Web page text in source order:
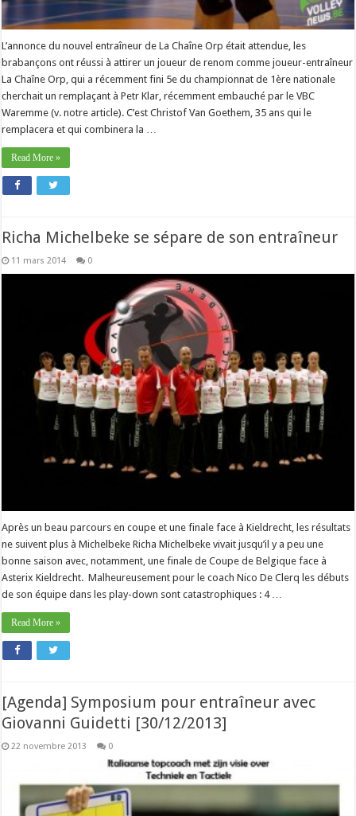
L’annonce du nouvel entraîneur de La Chaîne Orp était attendue, les
brabançons ont réussi à attirer un joueur de renom comme joueur-entraîneur
La Chaîne Orp, qui a récemment fini 5e du championnat de 1ère nationale
cherchait un remplaçant à Petr Klar, récemment embauché par le VBC
Waremme (v. notre article). C’est Christof Van Goethem, 35 ans qui le
remplacera et qui combinera la …
Read More »
Richa Michelbeke se sépare de son entraîneur
11 mars 2014 0
Après un beau parcours en coupe et une finale face à Kieldrecht, les résultats
ne suivent plus à Michelbeke Richa Michelbeke vivait jusqu’il y a peu une
bonne saison avec, notamment, une finale de Coupe de Belgique face à
Asterix Kieldrecht. Malheureusement pour le coach Nico De Clerq les débuts
de son équipe dans les play-down sont catastrophiques : 4 …
Read More »
[Agenda] Symposium pour entraîneur avec
Giovanni Guidetti [30/12/2013]
22 novembre 2013 0